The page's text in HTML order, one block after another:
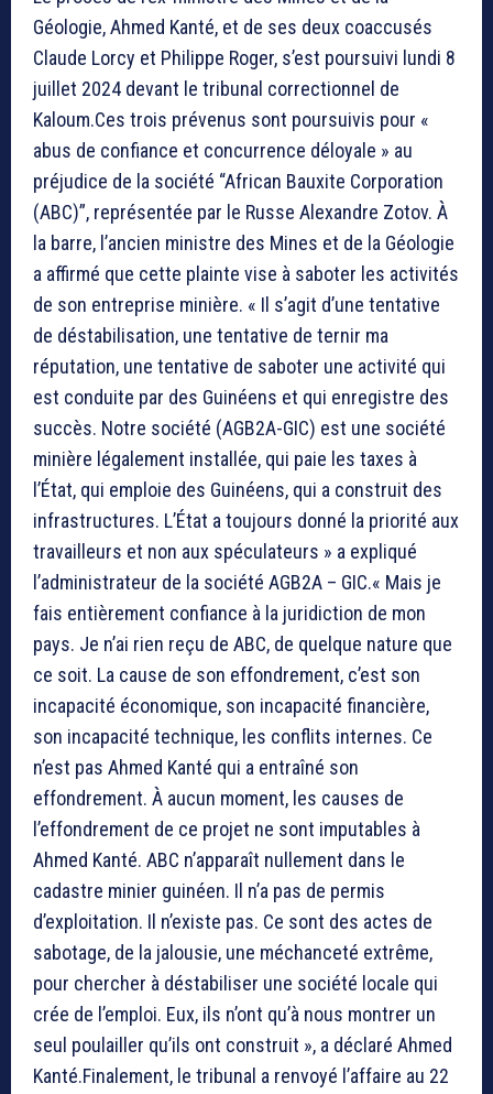
Géologie, Ahmed Kanté, et de ses deux coaccusés
Claude Lorcy et Philippe Roger, s’est poursuivi lundi 8
juillet 2024 devant le tribunal correctionnel de
Kaloum.Ces trois prévenus sont poursuivis pour «
abus de confiance et concurrence déloyale » au
préjudice de la société “African Bauxite Corporation
(ABC)”, représentée par le Russe Alexandre Zotov. À
la barre, l’ancien ministre des Mines et de la Géologie
a affirmé que cette plainte vise à saboter les activités
de son entreprise minière. « Il s’agit d’une tentative
de déstabilisation, une tentative de ternir ma
réputation, une tentative de saboter une activité qui
est conduite par des Guinéens et qui enregistre des
succès. Notre société (AGB2A-GIC) est une société
minière légalement installée, qui paie les taxes à
l’État, qui emploie des Guinéens, qui a construit des
infrastructures. L’État a toujours donné la priorité aux
travailleurs et non aux spéculateurs » a expliqué
l’administrateur de la société AGB2A – GIC.« Mais je
fais entièrement confiance à la juridiction de mon
pays. Je n’ai rien reçu de ABC, de quelque nature que
ce soit. La cause de son effondrement, c’est son
incapacité économique, son incapacité financière,
son incapacité technique, les conflits internes. Ce
n’est pas Ahmed Kanté qui a entraîné son
effondrement. À aucun moment, les causes de
l’effondrement de ce projet ne sont imputables à
Ahmed Kanté. ABC n’apparaît nullement dans le
cadastre minier guinéen. Il n’a pas de permis
d’exploitation. Il n’existe pas. Ce sont des actes de
sabotage, de la jalousie, une méchanceté extrême,
pour chercher à déstabiliser une société locale qui
crée de l’emploi. Eux, ils n’ont qu’à nous montrer un
seul poulailler qu’ils ont construit », a déclaré Ahmed
Kanté.Finalement, le tribunal a renvoyé l’affaire au 22